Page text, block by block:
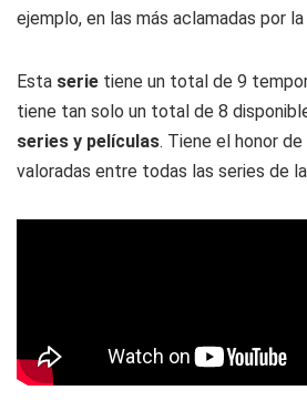
ejemplo, en las más aclamadas por
Esta serie tiene un total de 9
tiene tan solo un total de 8
series y películas. Tiene el honor
valoradas entre todas las series de